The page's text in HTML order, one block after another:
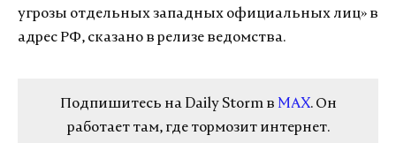
угрозы отдельных западных официальных лиц» в
адрес РФ, сказано в релизе ведомства.
Подпишитесь на Daily Storm в MAX. Он
работает там, где тормозит интернет.